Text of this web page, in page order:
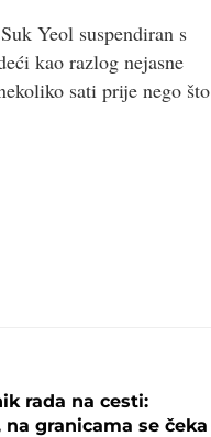
Yeol suspendiran s
kao razlog nejasne
sati prije nego što
rada na cesti:
granicama se čeka